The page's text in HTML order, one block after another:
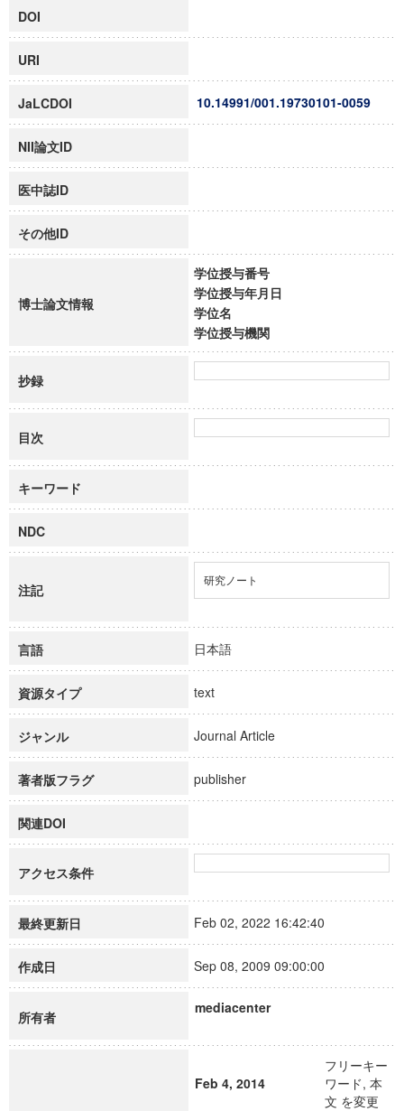
DOI
URI
JaLCDOI 10.14991/001.19730101-0059
NII論文ID
医中誌ID
その他ID
博士論文情報
学位授与番号
学位授与年月日
学位名
学位授与機関
抄録
目次
キーワード
NDC
注記
研究ノート
言語 日本語
資源タイプ text
ジャンル Journal Article
著者版フラグ publisher
関連DOI
アクセス条件
最終更新日 Feb 02, 2022 16:42:40
作成日 Sep 08, 2009 09:00:00
所有者
mediacenter
Feb 4, 2014
フリーキー
ワード, 本
文 を変更